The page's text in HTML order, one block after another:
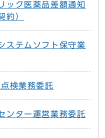
ック医薬品差額通知
約）
ステムソフト保守業
検業務委託
ンター運営業務委託